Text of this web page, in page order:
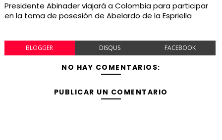
Presidente Abinader viajará a Colombia para participar
en la toma de posesión de Abelardo de la Espriella
BLOGGER DISQUS FACEBOOK
NO HAY COMENTARIOS:
PUBLICAR UN COMENTARIO